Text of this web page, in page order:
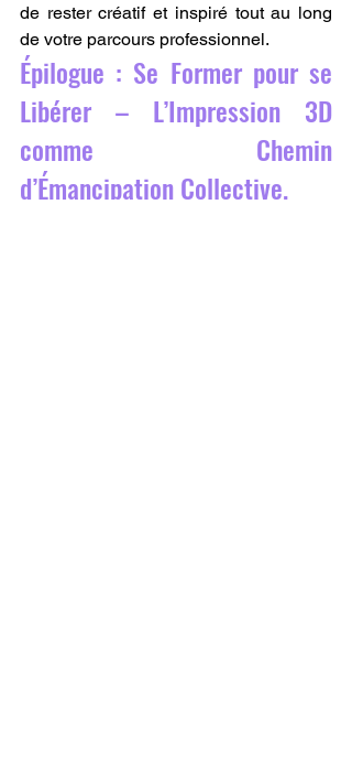
de rester créatif et inspiré tout au long
de votre parcours professionnel.
Épilogue : Se Former pour se
Libérer – L’Impression 3D
comme Chemin
d’Émancipation Collective.